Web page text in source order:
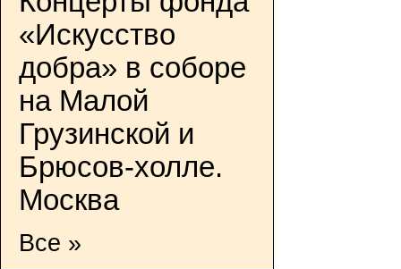
«Искусство
добра» в соборе
на Малой
Грузинской и
Брюсов-холле.
Москва
Все »